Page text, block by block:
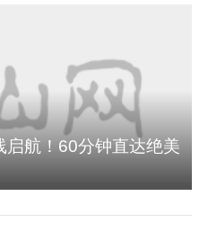
启航！60分钟直达绝美